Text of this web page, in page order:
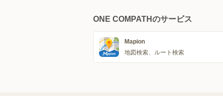
ONE COMPATHのサービス
Mapion
地図検索、ルート検索